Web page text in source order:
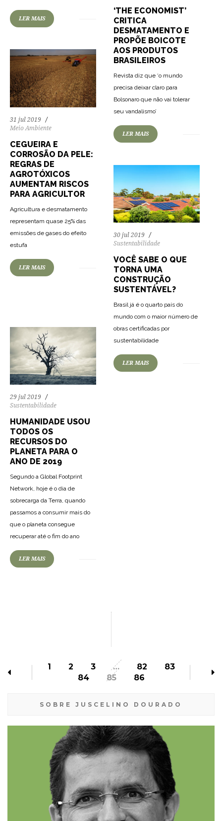
LER MAIS
‘THE ECONOMIST’
CRITICA
DESMATAMENTO E
PROPÕE BOICOTE
AOS PRODUTOS
BRASILEIROS
Revista diz que ‘o mundo
precisa deixar claro para
Bolsonaro que não vai tolerar
seu vandalismo’
LER MAIS
31 jul 2019
Meio Ambiente
CEGUEIRA E
CORROSÃO DA PELE:
REGRAS DE
AGROTÓXICOS
AUMENTAM RISCOS
PARA AGRICULTOR
Agricultura e desmatamento
representam quase 25% das
emissões de gases do efeito
estufa
LER MAIS
30 jul 2019
Sustentabilidade
VOCÊ SABE O QUE
TORNA UMA
CONSTRUÇÃO
SUSTENTÁVEL?
Brasil já é o quarto país do
mundo com o maior número de
obras certificadas por
sustentabilidade
LER MAIS
29 jul 2019
Sustentabilidade
HUMANIDADE USOU
TODOS OS
RECURSOS DO
PLANETA PARA O
ANO DE 2019
Segundo a Global Footprint
Network, hoje é o dia de
sobrecarga da Terra, quando
passamos a consumir mais do
que o planeta consegue
recuperar até o fim do ano
LER MAIS
73 1678
1 2 3 … 82
83
84
85 86
SOBRE JUSCELINO DOURADO